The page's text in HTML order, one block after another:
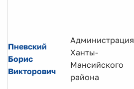
Пневский
Борис
Викторович
Администрация
Ханты-
Мансийского
района